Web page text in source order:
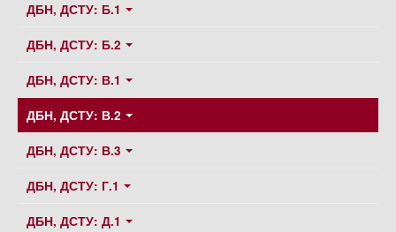
ДБН, ДСТУ: Б.1
ДБН, ДСТУ: Б.2
ДБН, ДСТУ: В.1
ДБН, ДСТУ: В.2
ДБН, ДСТУ: В.3
ДБН, ДСТУ: Г.1
ДБН, ДСТУ: Д.1